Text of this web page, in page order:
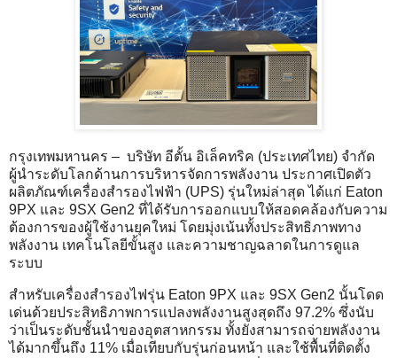
กรุงเทพมหานคร – บริษัท อีตั้น อิเล็คทริค (ประเทศไทย) จำกัด
ผู้นำระดับโลกด้านการบริหารจัดการพลังงาน ประกาศเปิดตัว
ผลิตภัณฑ์เครื่องสำรองไฟฟ้า (UPS) รุ่นใหม่ล่าสุด ได้แก่ Eaton
9PX และ 9SX Gen2 ที่ได้รับการออกแบบให้สอดคล้องกับความ
ต้องการของผู้ใช้งานยุคใหม่ โดยมุ่งเน้นทั้งประสิทธิภาพทาง
พลังงาน เทคโนโลยีขั้นสูง และความชาญฉลาดในการดูแล
ระบบ
สำหรับเครื่องสำรองไฟรุ่น Eaton 9PX และ 9SX Gen2 นั้นโดด
เด่นด้วยประสิทธิภาพการแปลงพลังงานสูงสุดถึง 97.2% ซึ่งนับ
ว่าเป็นระดับชั้นนำของอุตสาหกรรม ทั้งยังสามารถจ่ายพลังงาน
ได้มากขึ้นถึง 11% เมื่อเทียบกับรุ่นก่อนหน้า และใช้พื้นที่ติดตั้ง